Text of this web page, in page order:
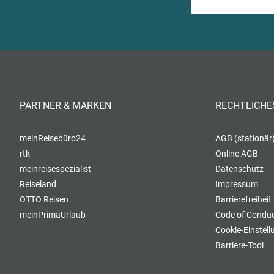
PARTNER & MARKEN
meinReisebüro24
rtk
meinreisespezialist
Reiseland
OTTO Reisen
meinPrimaUrlaub
AGB
Online AGB
Datenschutz
Impressum
Barrierefreiheit
Code of
Cookie-
Barriere-Tool